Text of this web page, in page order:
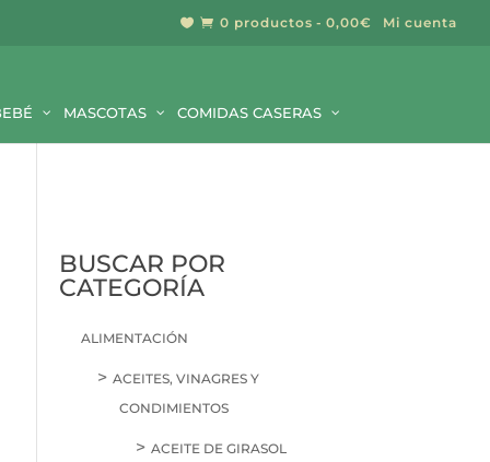
Mi cuenta
  0 productos 0,00€
MASCOTAS COMIDAS CASERAS
BUSCAR POR
CATEGORÍA
ALIMENTACIÓN
ACEITES, VINAGRES Y
CONDIMIENTOS
ACEITE DE GIRASOL